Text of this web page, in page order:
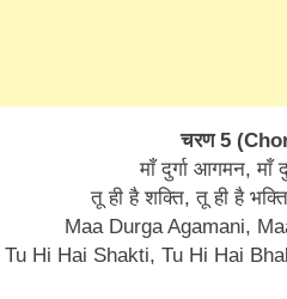
चरण 5
माँ दुर्गा आगमन, माँ
तू ही है शक्ति, तू ही है
Maa Durga Agamani,
Tu Hi Hai Shakti, Tu Hi Hai